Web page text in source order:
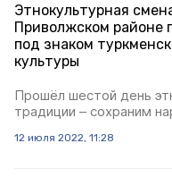
Этнокультурная
Приволжском районе
под знаком
культуры
Прошёл шестой день
традиции – сохраним
12 июля 2022, 11:28